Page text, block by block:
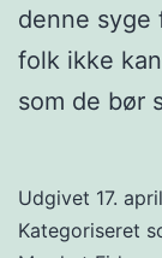
denne syge
folk ikke
som de bør
Udgivet 17.
Kategoriseret